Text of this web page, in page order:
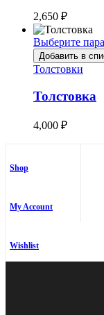
выбрать
на
странице
товара.
2,650 ₽
Выберите
Этот
товар
несколько
вариаций.
можно
Добавить в
Толстовки
Толстовка
4,000 ₽
Shop
My Account
Wishlist